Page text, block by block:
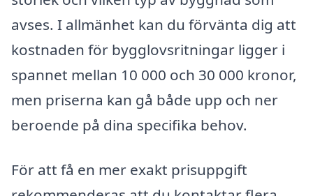
avses. I allmänhet kan du förvänta dig att
kostnaden för bygglovsritningar ligger i
spannet mellan 10 000 och 30 000 kronor,
men priserna kan gå både upp och ner
beroende på dina specifika behov.
För att få en mer exakt prisuppgift